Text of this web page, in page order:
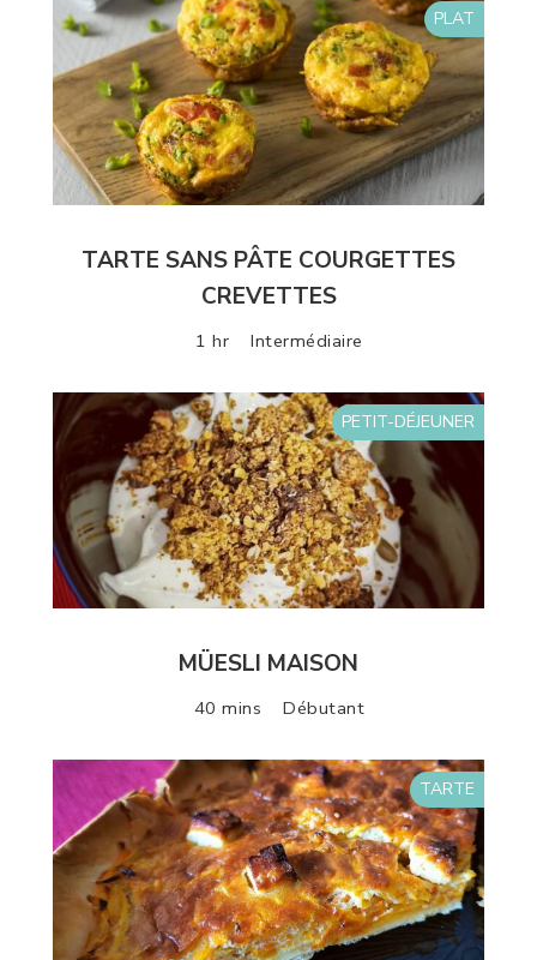
PLAT
TARTE SANS PÂTE COURGETTES
CREVETTES
1 hr Intermédiaire
PETIT-DÉJEUNER
MÜESLI MAISON
40 mins Débutant
TARTE